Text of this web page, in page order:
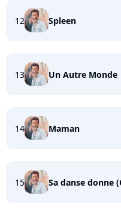
12 Spleen
13 Un Autre Monde
14 Maman
15 Sa danse donne